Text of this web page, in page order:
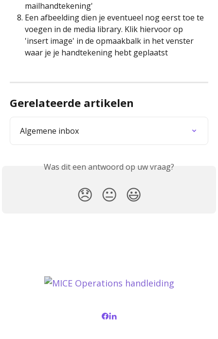
mailhandtekening'
Een afbeelding dien je eventueel nog eerst toe te
voegen in de media library. Klik hiervoor op
'insert image' in de opmaakbalk in het venster
waar je je handtekening hebt geplaatst
Gerelateerde artikelen
Algemene inbox
Was dit een antwoord op uw vraag?
😞 😐 😃